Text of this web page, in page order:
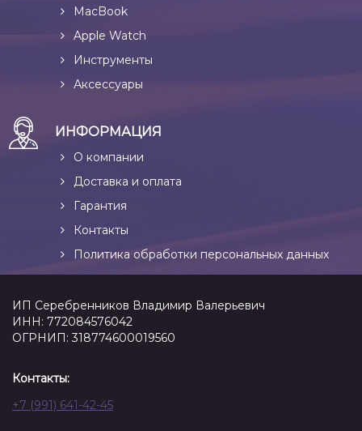
MacBook
Apple Watch
Инструменты
Аксессуары
ИНФОРМАЦИЯ
О компании
Доставка и оплата
Гарантия
Контакты
Политика обработки персональных данных
ИП Серебренников Владимир Валерьевич
ИНН: 772084576042
ОГРНИП: 318774600019560
Контакты:
+7 (991) 641-42-45